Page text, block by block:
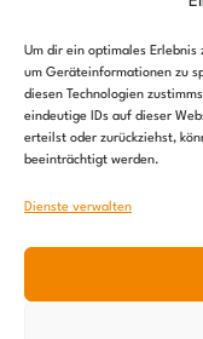
Um dir ein optimales Erlebnis
um Geräteinformationen zu
diesen Technologien
eindeutige IDs auf dieser
erteilst oder zurückziehst,
beeinträchtigt werden.
Dienste verwalten
Spendenkonto
IBAN: DE44 2005